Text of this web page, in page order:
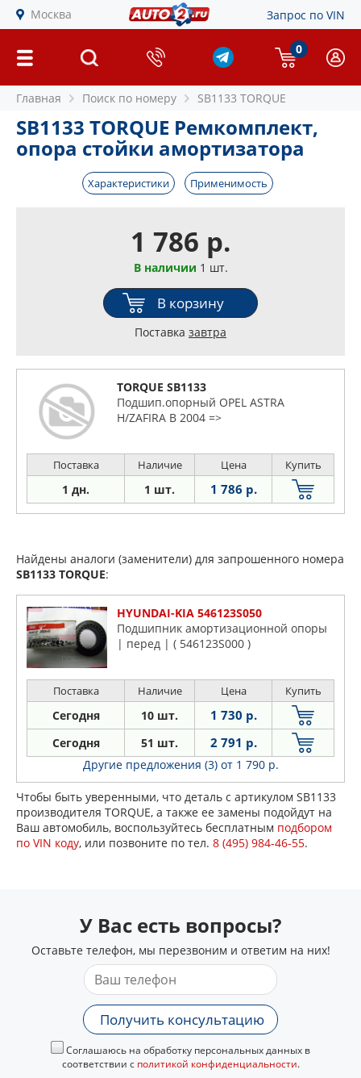
Москва Запрос по VIN
0
Главная Поиск по номеру SB1133 TORQUE
SB1133 TORQUE Ремкомплект,
опора стойки амортизатора
Характеристики Применимость
1 786 р.
В наличии 1 шт.
В корзину
Поставка завтра
TORQUE SB1133
Подшип.опорный OPEL ASTRA
H/ZAFIRA B 2004 =>
Поставка Наличие Цена Купить
1 дн. 1 шт. 1 786 р.
Найдены аналоги (заменители) для запрошенного номера
SB1133 TORQUE:
HYUNDAI-KIA 546123S050
Подшипник амортизационной опоры
| перед | ( 546123S000 )
Поставка Наличие Цена Купить
Сегодня 10 шт. 1 730 р.
Сегодня 51 шт. 2 791 р.
Другие предложения (3) от 1 790 р.
Чтобы быть уверенными, что деталь с артикулом SB1133
производителя TORQUE, а также ее замены подойдут на
Ваш автомобиль, воспользуйтесь бесплатным подбором
по VIN коду, или позвоните по тел. 8 (495) 984-46-55.
У Вас есть вопросы?
Оставьте телефон, мы перезвоним и ответим на них!
Получить консультацию
Соглашаюсь на обработку персональных данных в
соответствии с политикой конфиденциальности.